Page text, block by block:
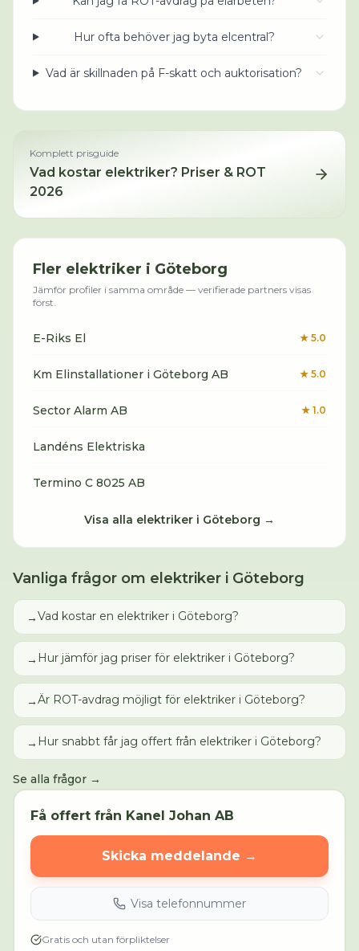
Hur ofta behöver jag byta elcentral?
Vad är skillnaden på F-skatt och auktorisation?
Komplett prisguide
Vad kostar elektriker? Priser & ROT
2026
Fler elektriker i Göteborg
Jämför profiler i samma område — verifierade partners visas
först.
E-Riks El ★ 5.0
Km Elinstallationer i Göteborg AB ★ 5.0
Sector Alarm AB ★ 1.0
Landéns Elektriska
Termino C 8025 AB
Visa alla elektriker i Göteborg →
Vanliga frågor om elektriker i Göteborg
→Vad kostar en elektriker i Göteborg?
→ Hur jämför jag priser för elektriker i Göteborg?
→Är ROT-avdrag möjligt för elektriker i Göteborg?
→ Hur snabbt får jag offert från elektriker i Göteborg?
Se alla frågor →
Få offert från Kanel Johan AB
Skicka meddelande →
Visa telefonnummer
Gratis och utan förpliktelser